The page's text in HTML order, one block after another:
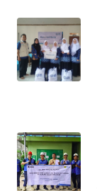
REDAKSI
KARIR
Wahana
News
Regional